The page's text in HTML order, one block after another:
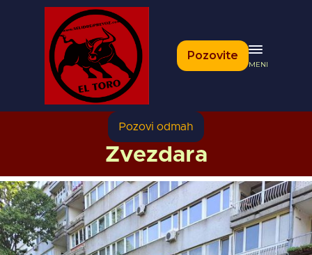
Pozovite
MENI
Pozovi odmah
Zvezdara